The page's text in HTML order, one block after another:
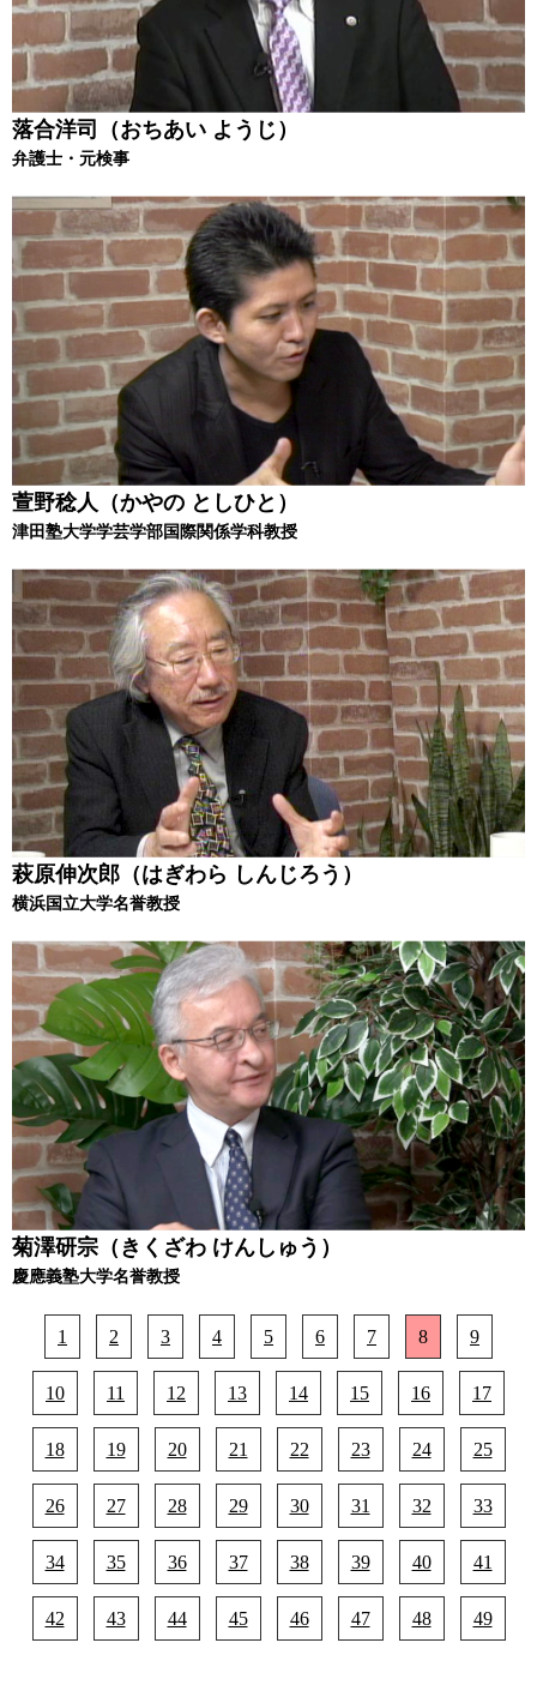
落合洋司（おちあい ようじ）
弁護士・元検事
萱野稔人（かやの としひと）
津田塾大学学芸学部国際関係学科教授
萩原伸次郎（はぎわら しんじろう）
横浜国立大学名誉教授
菊澤研宗（きくざわ けんしゅう）
慶應義塾大学名誉教授
1 2 3 4 5 6 7 8 9
10 11 12 13 14 15 16 17
18 19 20 21 22 23 24 25
26 27 28 29 30 31 32 33
34 35 36 37 38 39 40 41
42 43 44 45 46 47 48 49